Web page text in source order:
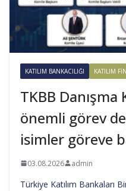
KATILIM BANKACILIĞI KATILIM
TKBB
önemli görev
isimler göreve
03.08.2026 admin
Türkiye Katılım Bankaları